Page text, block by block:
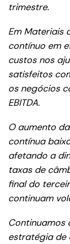
trimestre.
Em Materiais
contínuo em
custos nos
satisfeitos
os negócios
EBITDA.
O aumento
contínua
afetando a
taxas de
final do
continuam
Continuamos
estratégia de